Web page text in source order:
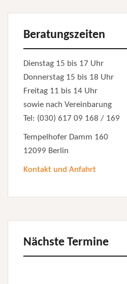
Beratungszeiten
Dienstag 15 bis 17 Uhr
Donnerstag 15 bis 18 Uhr
Freitag 11 bis 14 Uhr
sowie nach Vereinbarung
Tel: (030) 617 09 168 / 169
Tempelhofer Damm 160
12099 Berlin
Kontakt und Anfahrt
Nächste Termine